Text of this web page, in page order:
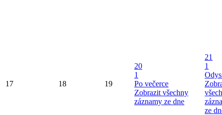
17 18 19
20
1
Po večerce
Zobrazit všechny
záznamy ze dne
21
1
ze